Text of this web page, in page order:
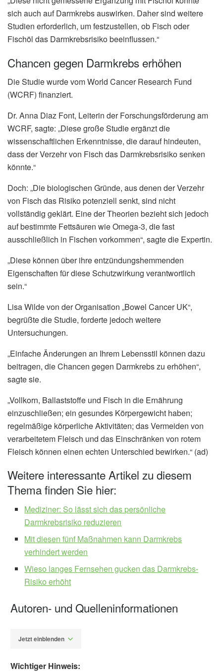
sich auch auf Darmkrebs auswirken. Daher sind weitere
Studien erforderlich, um festzustellen, ob Fisch oder
Fischöl das Darmkrebsrisiko beeinflussen.“
Chancen gegen Darmkrebs erhöhen
Die Studie wurde vom World Cancer Research Fund
(WCRF) finanziert.
Dr. Anna Diaz Font, Leiterin der Forschungsförderung am
WCRF, sagte: „Diese große Studie ergänzt die
wissenschaftlichen Erkenntnisse, die darauf hindeuten,
dass der Verzehr von Fisch das Darmkrebsrisiko senken
könnte.“
Doch: „Die biologischen Gründe, aus denen der Verzehr
von Fisch das Risiko potenziell senkt, sind nicht
vollständig geklärt. Eine der Theorien bezieht sich jedoch
auf bestimmte Fettsäuren wie Omega-3, die fast
ausschließlich in Fischen vorkommen“, sagte die Expertin.
„Diese können über ihre entzündungshemmenden
Eigenschaften für diese Schutzwirkung verantwortlich
sein.“
Lisa Wilde von der Organisation „Bowel Cancer UK“,
begrüßte die Studie, forderte jedoch weitere
Untersuchungen.
„Einfache Änderungen an Ihrem Lebensstil können dazu
beitragen, die Chancen gegen Darmkrebs zu erhöhen“,
sagte sie.
„Vollkorn, Ballaststoffe und Fisch in die Ernährung
einzuschließen; ein gesundes Körpergewicht haben;
regelmäßige körperliche Aktivitäten; das Vermeiden von
verarbeitetem Fleisch und das Einschränken von rotem
Fleisch können einen echten Unterschied bewirken.“ (ad)
Weitere interessante Artikel zu diesem
Thema finden Sie hier:
Mediziner: So lässt sich das persönliche
Darmkrebsrisiko reduzieren
Mit diesen fünf Maßnahmen kann Darmkrebs
verhindert werden
Wieso langes Fernsehen gucken das Darmkrebs-
Risiko erhöht
Autoren- und Quelleninformationen
Jetzt einblenden
Wichtiger Hinweis: